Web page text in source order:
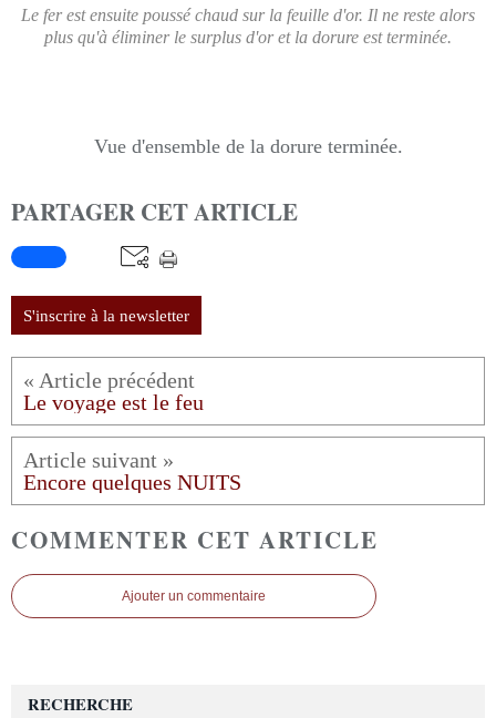
Le fer est ensuite poussé chaud sur la feuille d'or. Il ne reste alors
plus qu'à éliminer le surplus d'or et la dorure est terminée.
Vue d'ensemble de la dorure terminée.
PARTAGER CET ARTICLE
S'inscrire à la newsletter
Le voyage est le feu
Encore quelques NUITS
COMMENTER CET ARTICLE
Ajouter un commentaire
RECHERCHE